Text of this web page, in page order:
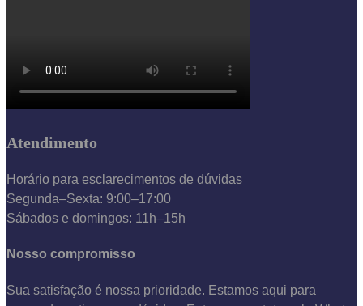
Atendimento
Horário para esclarecimentos de dúvidas
Segunda–Sexta: 9:00–17:00
Sábados e domingos: 11h–15h
Nosso compromisso
Sua satisfação é nossa prioridade. Estamos aqui para